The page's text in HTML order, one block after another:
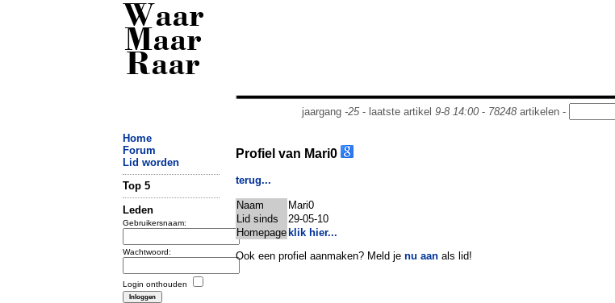
Waar
Maar
Raar
jaargang -25- laatste artikel 9-8 14:00- 78248artikelen -
Home
Forum
Lid worden
Top 5
Leden
Gebruikersnaam:
Wachtwoord:
Login onthouden
Profiel van Mari0
terug...
Naam
Mari0
Lid sinds
29-05-10
Homepage klik hier...
Ook een profiel aanmaken? Meld je nu aan als lid!